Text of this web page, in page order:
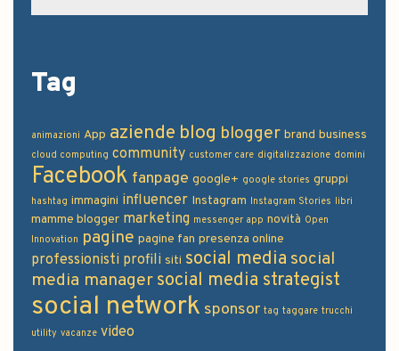
Tag
animazioni App aziende blog blogger brand business
cloud computing community customer care digitalizzazione domini
Facebook fanpage google+ google stories gruppi
hashtag immagini influencer Instagram Instagram Stories libri
mamme blogger marketing messenger app novità Open
Innovation pagine pagine fan presenza online
professionisti profili siti social media social
media manager social media strategist
social network sponsor tag taggare trucchi
utility vacanze video